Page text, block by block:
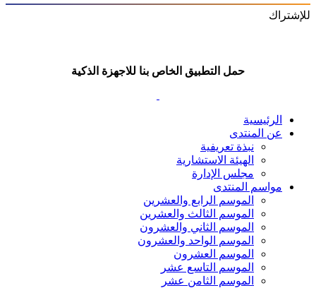
للإشتراك
حمل التطبيق الخاص بنا للاجهزة الذكية
الرئيسية
عن المنتدى
نبذة تعريفية
الهيئة الاستشارية
مجلس الإدارة
مواسم المنتدى
الموسم الرابع والعشرين
الموسم الثالث والعشرين
الموسم الثاني والعشرون
الموسم الواحد والعشرون
الموسم العشرون
الموسم التاسع عشر
الموسم الثامن عشر